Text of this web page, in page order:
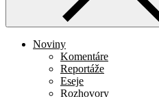
Noviny
Komentáre
Reportáže
Eseje
Rozhovory